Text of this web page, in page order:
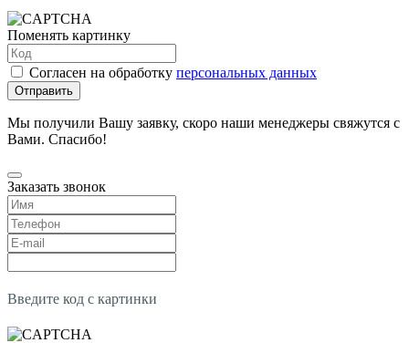
Поменять картинку
Согласен на обработку персональных данных
Отправить
Мы получили Вашу заявку, скоро наши менеджеры свяжутся с
Вами. Спасибо!
Заказать звонок
Введите код с картинки